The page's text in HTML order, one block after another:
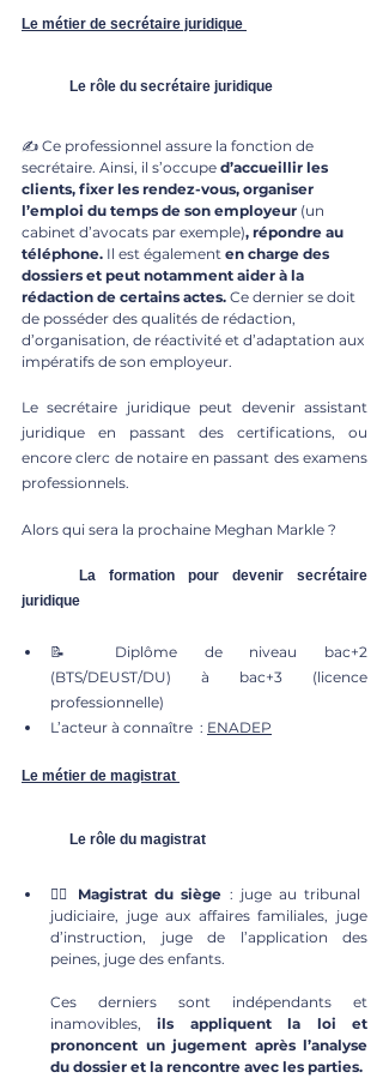
Le métier de secrétaire juridique
	Le rôle du secrétaire juridique
✍ Ce professionnel assure la fonction de
secrétaire. Ainsi, il s’occupe d’accueillir les
clients, fixer les rendez-vous, organiser
l’emploi du temps de son employeur (un
cabinet d’avocats par exemple), répondre au
téléphone. Il est également en charge des
dossiers et peut notamment aider à la
rédaction de certains actes. Ce dernier se doit
de posséder des qualités de rédaction,
d’organisation, de réactivité et d’adaptation aux
impératifs de son employeur.
Le secrétaire juridique peut devenir assistant
juridique en passant des certifications, ou
encore clerc de notaire en passant des examens
professionnels.
Alors qui sera la prochaine Meghan Markle ?
juridique
📝 Diplôme de niveau bac+2
(BTS/DEUST/DU) à bac+3 (licence
professionnelle)
L’acteur à connaître  : ENADEP
Le métier de magistrat
Le rôle du magistrat
👩‍⚖️ Magistrat du siège : juge au tribunal
judiciaire, juge aux affaires familiales, juge
d’instruction, juge de l’application des
peines, juge des enfants.
Ces derniers sont indépendants et
inamovibles, ils appliquent la loi et
prononcent un jugement après l’analyse
du dossier et la rencontre avec les parties.